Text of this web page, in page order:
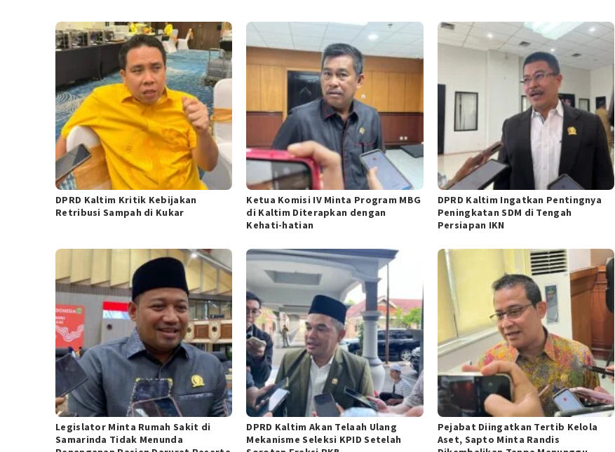
DPRD Kaltim Kritik Kebijakan
Retribusi Sampah di Kukar
Ketua Komisi IV Minta Program MBG
di Kaltim Diterapkan dengan
Kehati-hatian
DPRD Kaltim Ingatkan Pentingnya
Peningkatan SDM di Tengah
Persiapan IKN
Legislator Minta Rumah Sakit di
Samarinda Tidak Menunda
DPRD Kaltim Akan Telaah Ulang
Mekanisme Seleksi KPID Setelah
Pejabat Diingatkan Tertib Kelola
Aset, Sapto Minta Randis